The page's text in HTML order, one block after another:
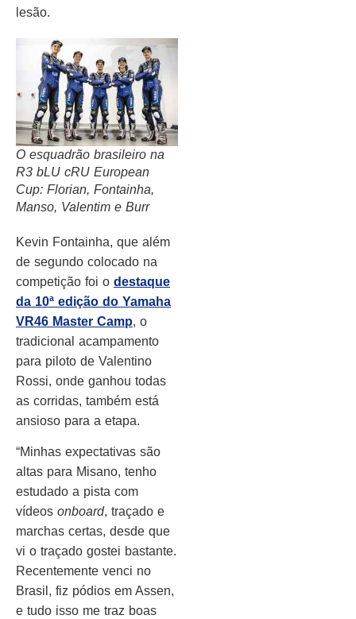
lesão.
O esquadrão brasileiro na
R3 bLU cRU European
Cup: Florian, Fontainha,
Manso, Valentim e Burr
Kevin Fontainha, que além
de segundo colocado na
competição foi o destaque
da 10ª edição do Yamaha
VR46 Master Camp, o
tradicional acampamento
para piloto de Valentino
Rossi, onde ganhou todas
as corridas, também está
ansioso para a etapa.
“Minhas expectativas são
altas para Misano, tenho
estudado a pista com
vídeos onboard, traçado e
marchas certas, desde que
vi o traçado gostei bastante.
Recentemente venci no
Brasil, fiz pódios em Assen,
e tudo isso me traz boas